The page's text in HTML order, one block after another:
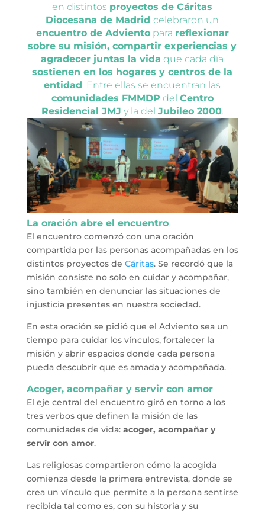
en distintos proyectos de Cáritas
Diocesana de Madridcelebraron un
encuentro de Advientopara reflexionar
sobre su misión, compartir experiencias y
agradecer juntas la vida que cada día
sostienen en los hogares y centros de la
entidad. Entre ellas se encuentran las
comunidades FMMDP del Centro
Residencial JMJ y la del Jubileo 2000.
La oración abre el encuentro
El encuentro comenzó con una oración
compartida por las personas acompañadas en los
distintos proyectos de Cáritas. Se recordó que la
misión consiste no solo en cuidar y acompañar,
sino también en denunciar las situaciones de
injusticia presentes en nuestra sociedad.
En esta oración se pidió que el Adviento sea un
tiempo para cuidar los vínculos, fortalecer la
misión y abrir espacios donde cada persona
pueda descubrir que es amada y acompañada.
Acoger, acompañar y servir con amor
El eje central del encuentro giró en torno a los
tres verbos que definen la misión de las
comunidades de vida: acoger, acompañar y
servir con amor.
Las religiosas compartieron cómo la acogida
comienza desde la primera entrevista, donde se
crea un vínculo que permite a la persona sentirse
recibida tal como es, con su historia y su